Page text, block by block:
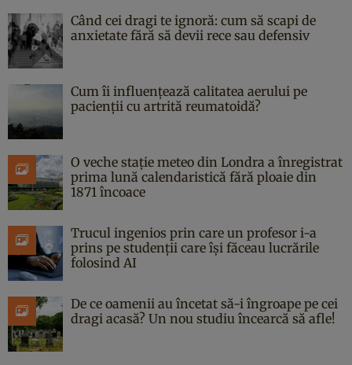
Când cei dragi te ignoră: cum să scapi de
anxietate fără să devii rece sau defensiv
Cum îi influențează calitatea aerului pe
pacienții cu artrită reumatoidă?
O veche stație meteo din Londra a înregistrat
prima lună calendaristică fără ploaie din
1871 încoace
Trucul ingenios prin care un profesor i-a
prins pe studenții care își făceau lucrările
folosind AI
De ce oamenii au încetat să-i îngroape pe cei
dragi acasă? Un nou studiu încearcă să afle!